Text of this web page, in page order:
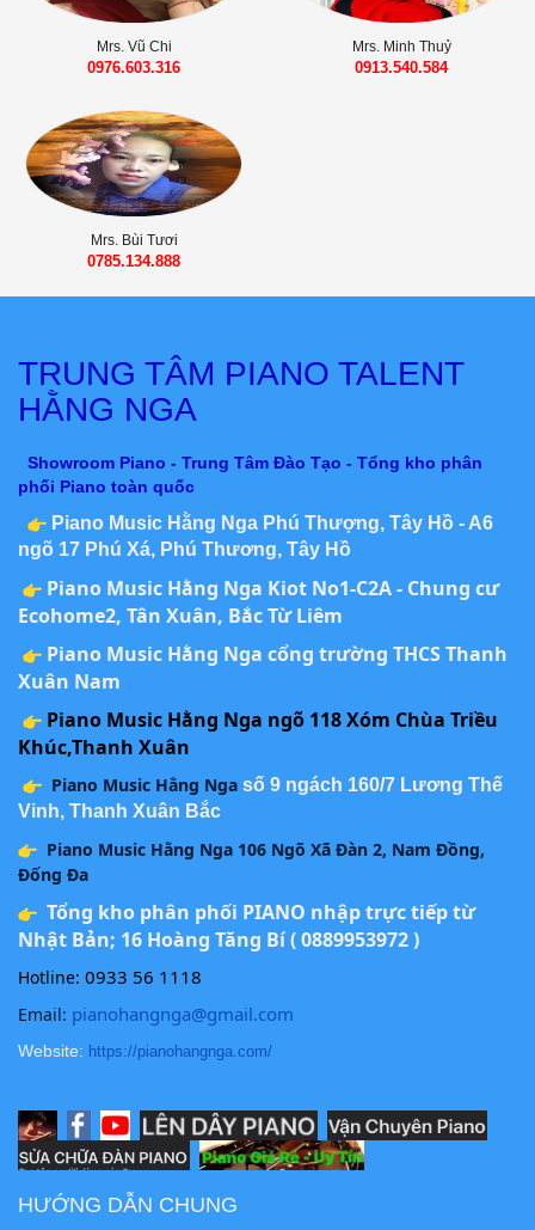
Mrs. Vũ Chi
0976.603.316
Mrs. Minh Thuỷ
0913.540.584
Mrs. Bùi Tươi
0785.134.888
TRUNG TÂM PIANO TALENT
HẰNG NGA
Showroom Piano - Trung Tâm Đào Tạo - Tổng kho phân
phối Piano toàn quốc
Piano Music Hằng Nga Phú Thượng, Tây Hồ - A6
ngõ 17 Phú Xá, Phú Thương, Tây Hồ
Piano Music Hằng Nga Kiot No1-C2A - Chung cư
Ecohome2, Tân Xuân, Bắc Từ Liêm
Piano Music Hằng Nga cổng trường THCS Thanh
Xuân Nam
Piano Music Hằng Nga ngõ 118 Xóm Chùa Triều
Khúc,Thanh Xuân
Piano Music Hằng Nga số 9 ngách 160/7 Lương Thế
Vinh, Thanh Xuân Bắc
Piano Music Hằng Nga 106 Ngõ Xã Đàn 2, Nam Đồng,
Đống Đa
Tổng kho phân phối PIANO nhập trực tiếp từ
Nhật Bản; 16 Hoàng Tăng Bí ( 0889953972 )
Hotline: 0933 56 1118
Email: pianohangnga@gmail.com
Website: https://pianohangnga.com/
HƯỚNG DẪN CHUNG